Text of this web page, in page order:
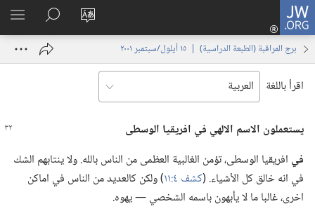
JW.ORG
تغيير
الموقع
تسجيل
الدخول
نافذة
البحث
في
JW.‎ORG
برج المراقبة (‏الطبعة الدراسية)‏ | ‏‎١٥‏ ‏‎أيلول/سبتمبر‏ ‎٢٠٠١
اقرأ باللغة
يستعملون الاسم الالهي في افريقيا الوسطى
في افريقيا الوسطى،‏ تؤمن الغالبية العظمى من الناس بالله.‏ ولا ينتابهم الشك
في انه خالق كل الأشياء.‏ (‏كشف ٤:‏١١
‏)‏ ولكن كالعديد من الناس في اماكن
اخرى،‏ غالبا ما لا يأبهون باسمه الشخصي —‏ يهوه.‏